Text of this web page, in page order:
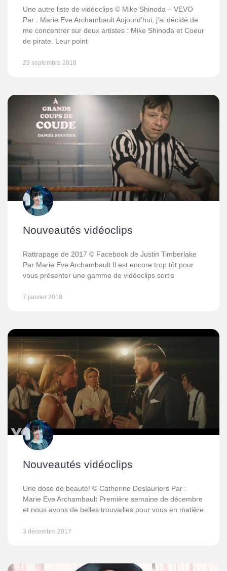
Une autre liste de vidéoclips © Mike Shinoda – VEVO
Par : Marie Eve Archambault Aujourd’hui, j’ai décidé de
me concentrer sur deux artistes : Mike Shinoda et Coeur
de pirate. Leur point
23 septembre 2018
Nouveautés vidéoclips
Rattrapage de 2017 © Facebook de Justin Timberlake
Par Marie Eve Archambault Il est encore trop tôt pour
vous présenter une gamme de vidéoclips sortis
7 janvier 2018
Nouveautés vidéoclips
Une dose de beauté! © Catherine Deslauriers Par :
Marie Eve Archambault Première semaine de décembre
et nous avons de belles trouvailles pour vous en matière
3 décembre 2017